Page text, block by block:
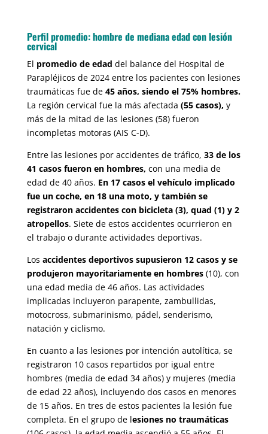
Perfil promedio: hombre de mediana edad con lesión
cervical
El promedio de edad del balance del Hospital de
Parapléjicos de 2024 entre los pacientes con lesiones
traumáticas fue de45 años, siendo el 75% hombres.
La región cervical fue la más afectada (55 casos), y
más de la mitad de las lesiones (58) fueron
incompletas motoras (AIS C-D).
Entre las lesiones por accidentes de tráfico, 33 de los
41 casos fueron en hombres, con una media de
edad de 40 años. En 17 casos el vehículo implicado
fue un coche, en 18 una moto, y también se
registraron accidentes con bicicleta (3), quad (1) y 2
atropellos. Siete de estos accidentes ocurrieron en
el trabajo o durante actividades deportivas.
Los accidentes deportivos supusieron 12 casos y se
produjeron mayoritariamente en hombres (10), con
una edad media de 46 años. Las actividades
implicadas incluyeron parapente, zambullidas,
motocross, submarinismo, pádel, senderismo,
natación y ciclismo.
En cuanto a las lesiones por intención autolítica, se
registraron 10 casos repartidos por igual entre
hombres (media de edad 34 años) y mujeres (media
de edad 22 años), incluyendo dos casos en menores
de 15 años. En tres de estos pacientes la lesión fue
completa. En el grupo de lesiones no traumáticas